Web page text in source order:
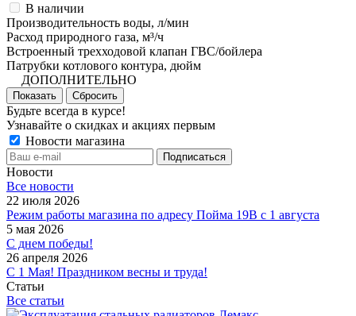
В наличии
Производительность воды, л/мин
Расход природного газа, м³/ч
Встроенный трехходовой клапан ГВС/бойлера
Патрубки котлового контура, дюйм
ДОПОЛНИТЕЛЬНО
Показать Сбросить
Будьте всегда в курсе!
Узнавайте о скидках и акциях первым
Новости магазина
Новости
Все новости
22 июля 2026
Режим работы магазина по адресу Пойма 19В с 1 августа
5 мая 2026
С днем победы!
26 апреля 2026
С 1 Мая! Праздником весны и труда!
Статьи
Все статьи